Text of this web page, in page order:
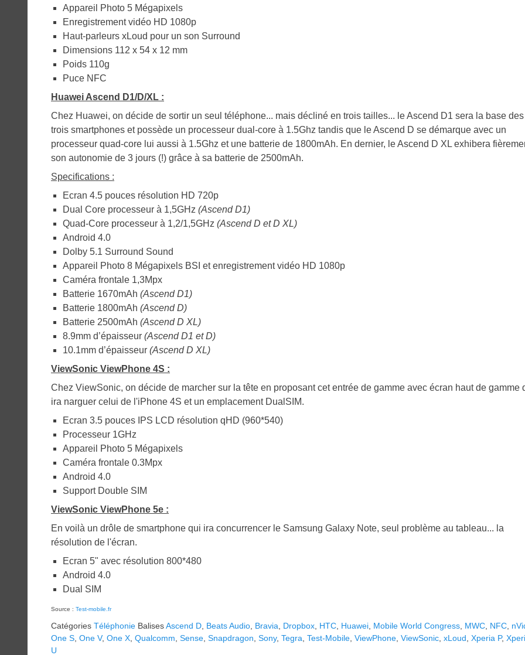
Appareil Photo 5 Mégapixels
Enregistrement vidéo HD 1080p
Haut-parleurs xLoud pour un son Surround
Dimensions 112 x 54 x 12 mm
Poids 110g
Puce NFC
Huawei Ascend D1/D/XL :
Chez Huawei, on décide de sortir un seul téléphone... mais décliné en trois tailles... le Ascend D1 sera la base des
trois smartphones et possède un processeur dual-core à 1.5Ghz tandis que le Ascend D se démarque avec un
processeur quad-core lui aussi à 1.5Ghz et une batterie de 1800mAh. En dernier, le Ascend D XL exhibera
son autonomie de 3 jours (!) grâce à sa batterie de 2500mAh.
Specifications :
Ecran 4.5 pouces résolution HD 720p
Dual Core processeur à 1,5GHz (Ascend D1)
Quad-Core processeur à 1,2/1,5GHz (Ascend D et D XL)
Android 4.0
Dolby 5.1 Surround Sound
Appareil Photo 8 Mégapixels BSI et enregistrement vidéo HD 1080p
Caméra frontale 1,3Mpx
Batterie 1670mAh (Ascend D1)
Batterie 1800mAh (Ascend D)
Batterie 2500mAh (Ascend D XL)
8.9mm d’épaisseur (Ascend D1 et D)
10.1mm d’épaisseur (Ascend D XL)
ViewSonic ViewPhone 4S :
Chez ViewSonic, on décide de marcher sur la tête en proposant cet entrée de gamme avec écran haut de gamme
ira narguer celui de l'iPhone 4S et un emplacement DualSIM.
Ecran 3.5 pouces IPS LCD résolution qHD (960*540)
Processeur 1GHz
Appareil Photo 5 Mégapixels
Caméra frontale 0.3Mpx
Android 4.0
Support Double SIM
ViewSonic ViewPhone 5e :
En voilà un drôle de smartphone qui ira concurrencer le Samsung Galaxy Note, seul problème au tableau... la
résolution de l'écran.
Ecran 5" avec résolution 800*480
Android 4.0
Dual SIM
Source : Test-mobile.fr
Catégories Téléphonie BalisesAscend D Beats Audio Bravia Dropbox HTC Huawei Mobile World Congress MWC NFC
One S One V, One X Qualcomm Sense Snapdragon Sony, Tegra Test-Mobile ViewPhone ViewSonic xLoud Xperia P,
U